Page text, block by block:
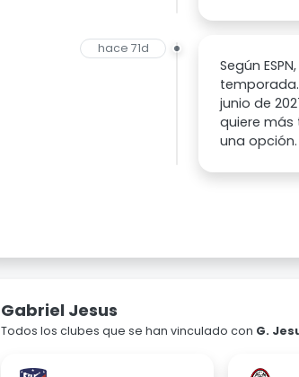
hace 71d
Según
junio de
quiere
una opción.
Gabriel Jesus
Todos los clubes que se han vinculado con G.